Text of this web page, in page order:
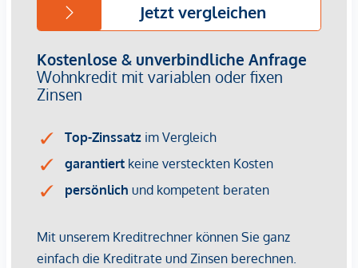
Vertragsabschluss resultierende Rechte sind ausschließlich
gegenüber dem anbietenden Immobilienunternehmen
geltend zu machen. Wir weisen Sie darauf hin, dass die
gemachten Angaben und Informationen lediglich
unverbindliche Vorabinformationen sind und daher ohne